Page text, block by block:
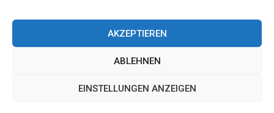
AKZEPTIEREN
ABLEHNEN
EINSTELLUNGEN ANZEIGEN